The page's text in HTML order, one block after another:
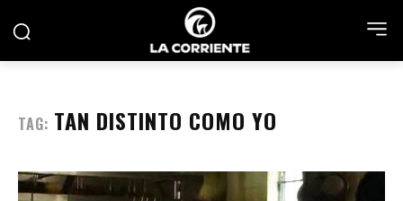
TAG: TAN DISTINTO COMO YO